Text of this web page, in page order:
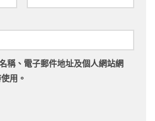
稱、電子郵件地址及個人網站網
用。